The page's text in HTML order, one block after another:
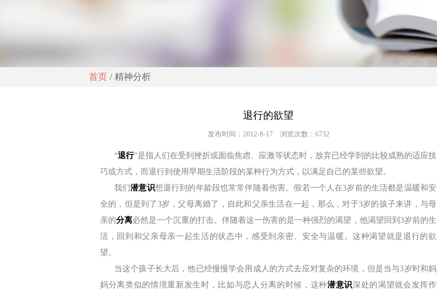
首页 / 精神分析
退行的欲望
发布时间：2012-8-17 浏览次数：6732
“退行”是指人们在受到 挫折或面临焦虑 、应激等状态时，放弃已经学到的比较成熟的适应技
巧或方式，而退行到使用早期生活阶段的某种行为方式，以满足自己的某些欲望。
我们潜意识想退行到的年龄段也常常伴随着伤害。假若一个人在3岁前的生活都是温暖和安
全的，但是到了3岁，父母离婚了，自此和父亲生活在一起，那么，对于3岁的孩子来讲，与母
亲的分离必然是一个沉重的打击。伴随着这一伤害的是一种强烈的渴望，他渴望回到 3岁前的生
活，回到和父亲母亲一起生活的状态中，感受到亲密、安全与温暖。这种渴望就是退行的欲
望。
当这个孩子长大后，他已经慢慢学会用成人的方式去应对复杂的环境，但是当与3岁时和妈
妈分离类似的情境重新发生时，比如与恋人分离的时候，这种潜意识深处的渴望就会发挥作